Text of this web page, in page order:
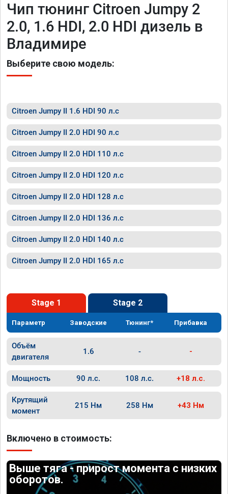
Чип тюнинг Citroen Jumpy 2
2.0, 1.6 HDI, 2.0 HDI дизель в
Владимире
Выберите свою модель:
Citroen Jumpy II 1.6 HDI 90 л.с
Citroen Jumpy II 2.0 HDI 90 л.с
Citroen Jumpy II 2.0 HDI 110 л.с
Citroen Jumpy II 2.0 HDI 120 л.с
Citroen Jumpy II 2.0 HDI 128 л.с
Citroen Jumpy II 2.0 HDI 136 л.с
Citroen Jumpy II 2.0 HDI 140 л.с
Citroen Jumpy II 2.0 HDI 165 л.с
Stage 1 Stage 2
Параметр Заводские Тюнинг* Прибавка
Объём
двигателя
1.6 - -
Мощность 90 л.с. 108 л.с. +18 л.с.
Крутящий
момент
215 Нм 258 Нм +43 Нм
Включено в стоимость:
Выше тяга - прирост момента с низких
оборотов.